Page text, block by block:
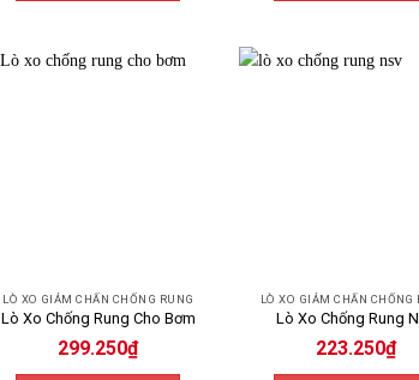
LÒ XO GIẢM CHẤN CHỐNG RUNG
Lò Xo Chống Rung Cho Bơm
299.250₫
LÒ XO GIẢM CHẤN CHỐNG
Lò Xo Chống Rung
223.250₫